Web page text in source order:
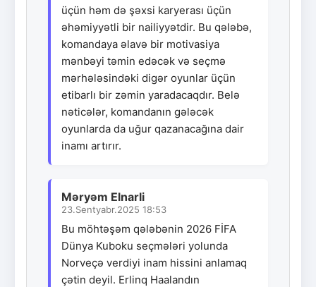
üçün həm də şəxsi karyerası üçün
əhəmiyyətli bir nailiyyətdir. Bu qələbə,
komandaya əlavə bir motivasiya
mənbəyi təmin edəcək və seçmə
mərhələsindəki digər oyunlar üçün
etibarlı bir zəmin yaradacaqdır. Belə
nəticələr, komandanın gələcək
oyunlarda da uğur qazanacağına dair
inamı artırır.
Məryəm Elnarli
23.Sentyabr.2025 18:53
Bu möhtəşəm qələbənin 2026 FİFA
Dünya Kuboku seçmələri yolunda
Norveçə verdiyi inam hissini anlamaq
çətin deyil. Erlinq Haalandın